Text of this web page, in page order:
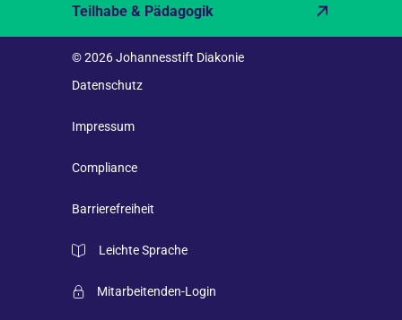
Teilhabe & Pädagogik
© 2026 Johannesstift Diakonie
Datenschutz
Impressum
Compliance
Barrierefreiheit
Leichte Sprache
Mitarbeitenden-Login